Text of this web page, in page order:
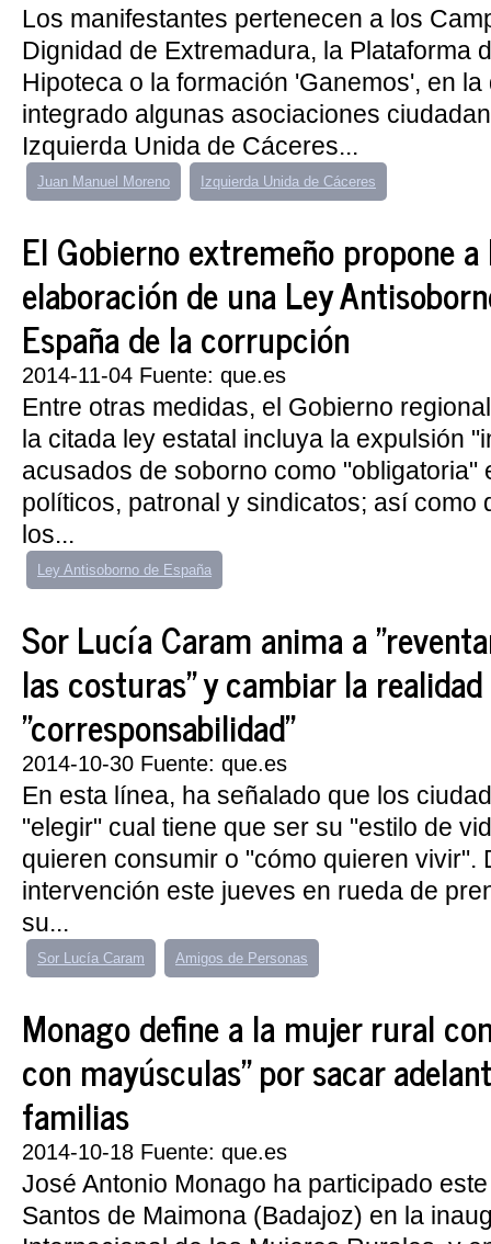
Los manifestantes pertenecen a los
Dignidad de Extremadura, la Plataforma
Hipoteca o la formación 'Ganemos', en la
integrado algunas asociaciones
Izquierda Unida de Cáceres...
Juan Manuel Moreno Izquierda Unida de Cáceres
El Gobierno extremeño propone a
elaboración de una Ley
España de la corrupción
2014-11-04 Fuente: que.es
Entre otras medidas, el Gobierno
la citada ley estatal incluya la expulsión
acusados de soborno como "obligatoria"
políticos, patronal y sindicatos; así como
los...
Ley Antisoborno de España
Sor Lucía Caram anima a
las costuras" y cambiar la
"corresponsabilidad"
2014-10-30 Fuente: que.es
En esta línea, ha señalado que los
"elegir" cual tiene que ser su "estilo de
quieren consumir o "cómo quieren vivir".
intervención este jueves en rueda de
su...
Sor Lucía Caram Amigos de Personas
Monago define a la mujer rural
con mayúsculas" por sacar
familias
2014-10-18 Fuente: que.es
José Antonio Monago ha participado
Santos de Maimona (Badajoz) en la